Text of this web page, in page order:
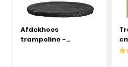
Afdekhoes
trampoline -